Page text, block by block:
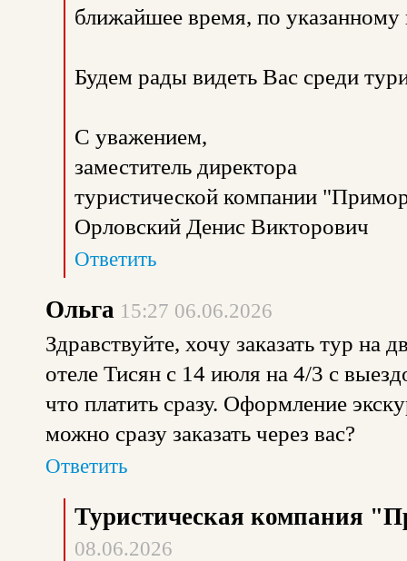
ближайшее время, по указанному
Будем рады видеть Вас среди
С уважением,
заместитель директора
туристической компании
Орловский Денис Викторович
Ответить
Ольга 15:27 06.06.2026
Здравствуйте, хочу заказать тур на
отеле Тисян с 14 июля на 4/3 с
что платить сразу. Оформление
можно сразу заказать через вас?
Ответить
Туристическая компания
08.06.2026